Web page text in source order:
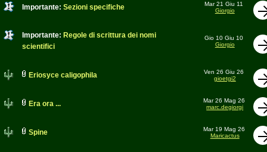
Importante: Sezioni specifiche
Mar 21 Giu 11
Giorgio
Importante: Regole di scrittura dei nomi
scientifici
Gio 10 Giu 10
Giorgio
Eriosyce caligophila
Ven 26 Giu 26
gioetgi2
Era ora ...
Mar 26 Mag 26
marc.degiorgi
Spine
Mar 19 Mag 26
Maricactus